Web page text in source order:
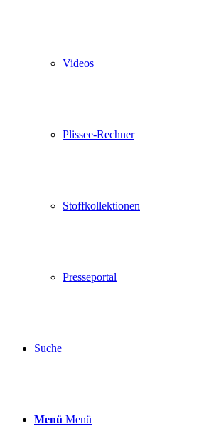
Videos
Plissee-Rechner
Stoffkollektionen
Presseportal
Suche
Menü Menü